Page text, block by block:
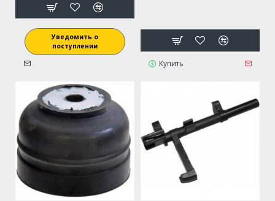
Уведомить о
поступлении
Купить